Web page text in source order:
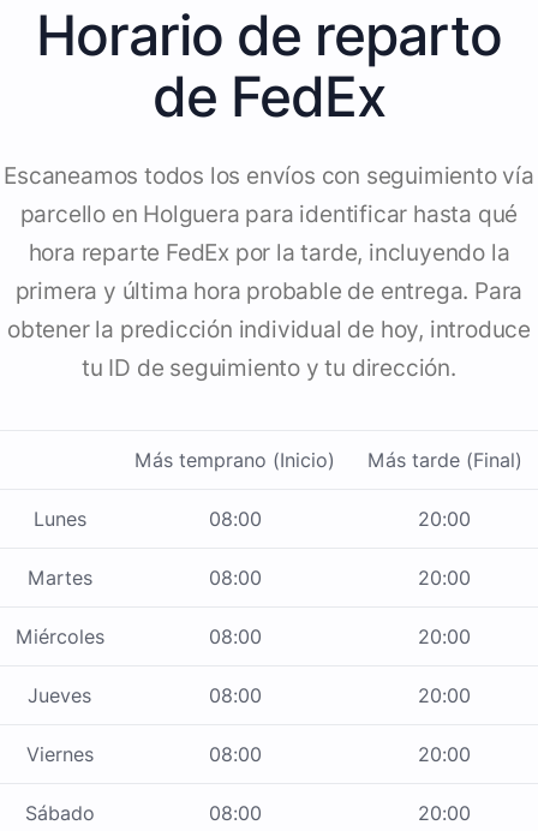
Horario de reparto
de FedEx
Escaneamos todos los envíos con seguimiento vía
parcello en Holguera para identificar hasta qué
hora reparte FedEx por la tarde, incluyendo la
primera y última hora probable de entrega. Para
obtener la predicción individual de hoy, introduce
tu ID de seguimiento y tu dirección.
Más temprano (Inicio) Más tarde (Final)
Lunes 08:00 20:00
Martes 08:00 20:00
Miércoles 08:00 20:00
Jueves 08:00 20:00
Viernes 08:00 20:00
Sábado 08:00 20:00